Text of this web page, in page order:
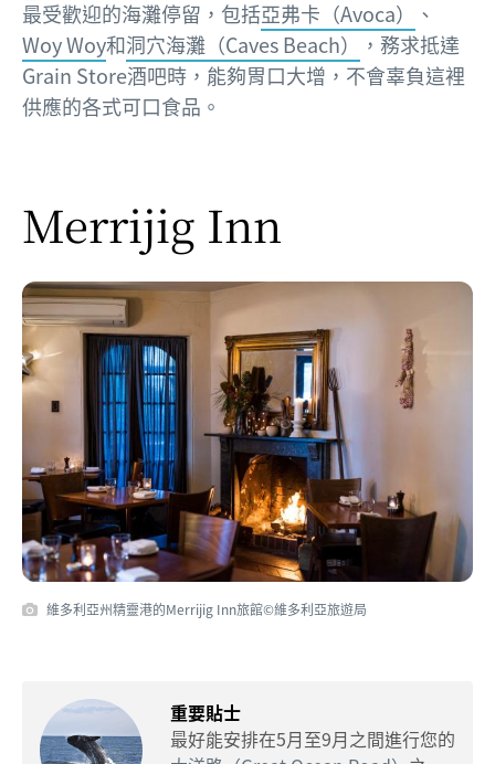
最受歡迎的海灘停留，包括亞弗卡（Avoca）
、
Woy Woy和洞穴海灘（Caves Beach）
，務求抵達
Grain Store酒吧時，能夠胃口大增，不會辜負這裡
供應的各式可口食品。
Merrijig Inn
維多利亞州精靈港的Merrijig Inn旅館©維多利亞旅遊局
重要貼士
最好能安排在5月至9月之間進行您的